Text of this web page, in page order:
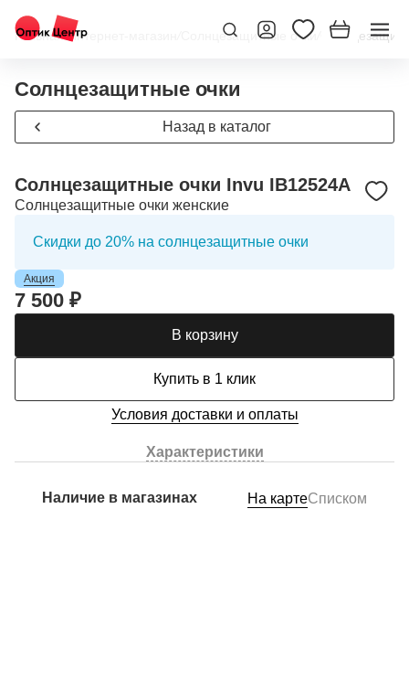
Главная/Интернет-магазин Солнцезащитные очки
Солнцезащитные очки
Назад в каталог
Солнцезащитные очки Invu IB12524A
Солнцезащитные очки женские
Скидки до 20% на солнцезащитные очки
Акция
7 500 ₽
В корзину
Купить в 1 клик
Условия доставки и оплаты
Характеристики
Наличие в магазинах На картеСписком